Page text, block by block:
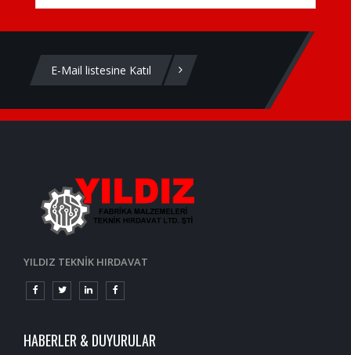
E-Mail listesine Katıl
YILDIZ TEKNİK HIRDAVAT
HABERLER & DUYURULAR